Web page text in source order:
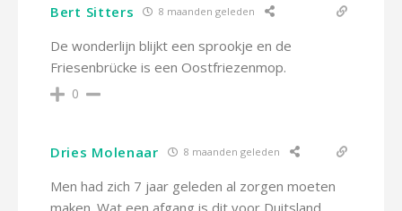
Bert Sitters 8 maanden geleden
De wonderlijn blijkt een sprookje en de
Friesenbrücke is een Oostfriezenmop.
0
Dries Molenaar 8 maanden geleden
Men had zich 7 jaar geleden al zorgen moeten
maken. Wat een afgang is dit voor Duitsland.